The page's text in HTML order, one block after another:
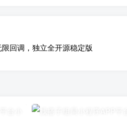
回调，独立全开源稳定版